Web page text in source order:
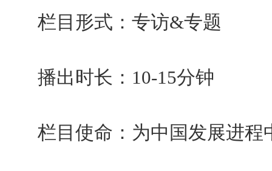
栏目形式：专访&专题
播出时长：10-15分钟
栏目使命：为中国发展进程